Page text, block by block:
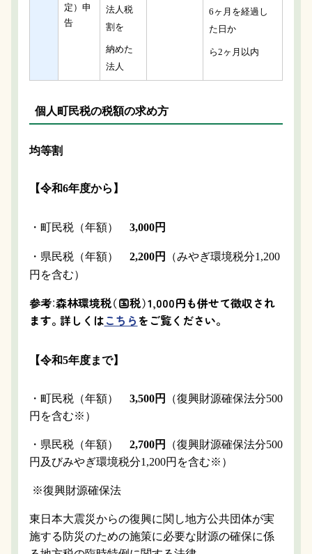
定）申
告
法人税
割を
納めた
法人
6ヶ月を経過し
た日か
ら2ヶ月以内
個人町民税の税額の求め方
均等割
【令和6年度から】
・町民税（年額） 3,000円
・県民税（年額） 2,200円
（みやぎ環境税分1,200
円を含む）
参考：森林環境税（国税）1,000円も併せて徴収され
ます。詳しくはこちら をご覧ください。
【令和5年度まで】
・町民税（年額） 3,500円
（復興財源確保法分500
円を含む※）
・県民税（年額） 2,700円
（復興財源確保法分500
円及びみやぎ環境税分1,200円を含む※）
※復興財源確保法
東日本大震災からの復興に関し地方公共団体が実
施する防災のための施策に必要な財源の確保に係